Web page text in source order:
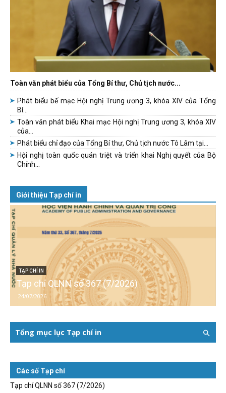
Toàn văn phát biểu của Tổng Bí thư, Chủ tịch nước...
Phát biểu bế mạc Hội nghị Trung ương 3, khóa XIV của Tổng
Bí...
Toàn văn phát biểu Khai mạc Hội nghị Trung ương 3, khóa XIV
của...
Phát biểu chỉ đạo của Tổng Bí thư, Chủ tịch nước Tô Lâm tại...
Hội nghị toàn quốc quán triệt và triển khai Nghị quyết của Bộ
Chính...
Giới thiệu Tạp chí in
TẠP CHÍ IN
Tạp chí QLNN số 367 (7/2026)
24/07/2026
Tổng mục lục Tạp chí in
Các số Tạp chí
Tạp chí QLNN số 367 (7/2026)